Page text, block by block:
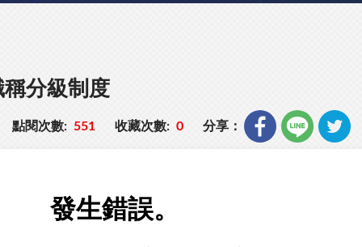
分級制度
點閱次數: 551 收藏次數: 0 分享：